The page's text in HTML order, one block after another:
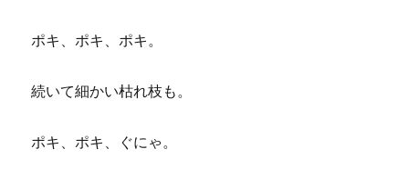
ポキ、ポキ、ポキ。
続いて細かい枯れ枝も。
ポキ、ポキ、ぐにゃ。